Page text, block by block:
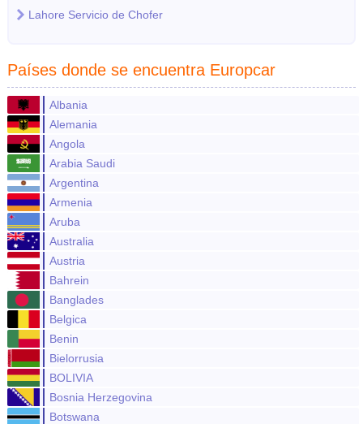
Lahore Servicio de Chofer
Países donde se encuentra Europcar
Albania
Alemania
Angola
Arabia Saudi
Argentina
Armenia
Aruba
Australia
Austria
Bahrein
Banglades
Belgica
Benin
Bielorrusia
BOLIVIA
Bosnia Herzegovina
Botswana